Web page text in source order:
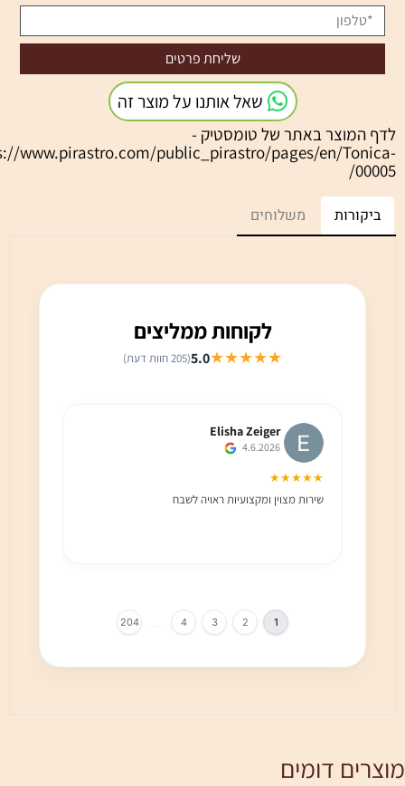
שאל אותנו על מוצר זה
המוצר באתר של טומסטיק -
https://www.pirastro.com/public_pirastro/pages/en/
משלוחים
לקוחות ממליצים
★★★★★
5.0(205 חוות דעת)
Elisha Zeiger
4.6.2026
★★★★★
שירות מצוין ומקצועיות ראויה לשבח
2
3
4
…
דומים